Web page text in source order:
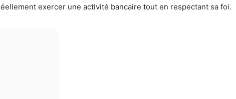
exercer une activité bancaire tout en respectant sa foi.